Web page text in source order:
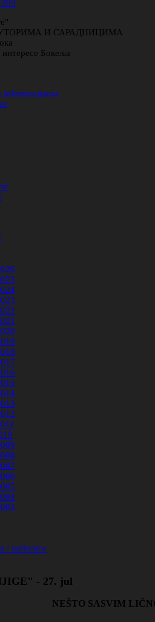
И САРАДНИЦИМА
интересе Бокеља
informacijama
/ radionice
- 27. jul
NEŠTO SASVIM